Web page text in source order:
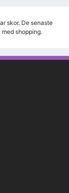
skor. De senaste
shopping.